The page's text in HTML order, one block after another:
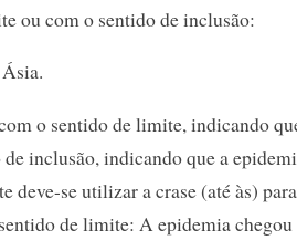
ou com o sentido de inclusão:
o sentido de limite, indicando
inclusão, indicando que a
deve-se utilizar a crase (até às)
de limite: A epidemia